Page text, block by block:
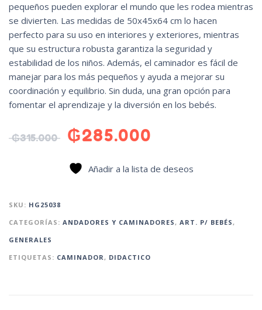
pequeños pueden explorar el mundo que les rodea mientras
se divierten. Las medidas de 50x45x64 cm lo hacen
perfecto para su uso en interiores y exteriores, mientras
que su estructura robusta garantiza la seguridad y
estabilidad de los niños. Además, el caminador es fácil de
manejar para los más pequeños y ayuda a mejorar su
coordinación y equilibrio. Sin duda, una gran opción para
fomentar el aprendizaje y la diversión en los bebés.
₲315.000 ₲285.000
Añadir a la lista de deseos
SKU: HG25038
CATEGORÍAS: ANDADORES Y CAMINADORES, ART. P/ BEBÉS,
GENERALES
ETIQUETAS: CAMINADOR, DIDACTICO